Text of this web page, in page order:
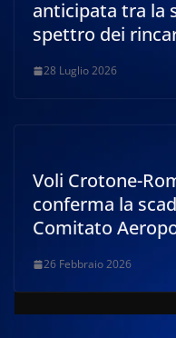
anticipata tra la
spettro dei
28 Luglio 2026
Voli Crotone-
conferma la
Comitato
26 Febbraio 2026